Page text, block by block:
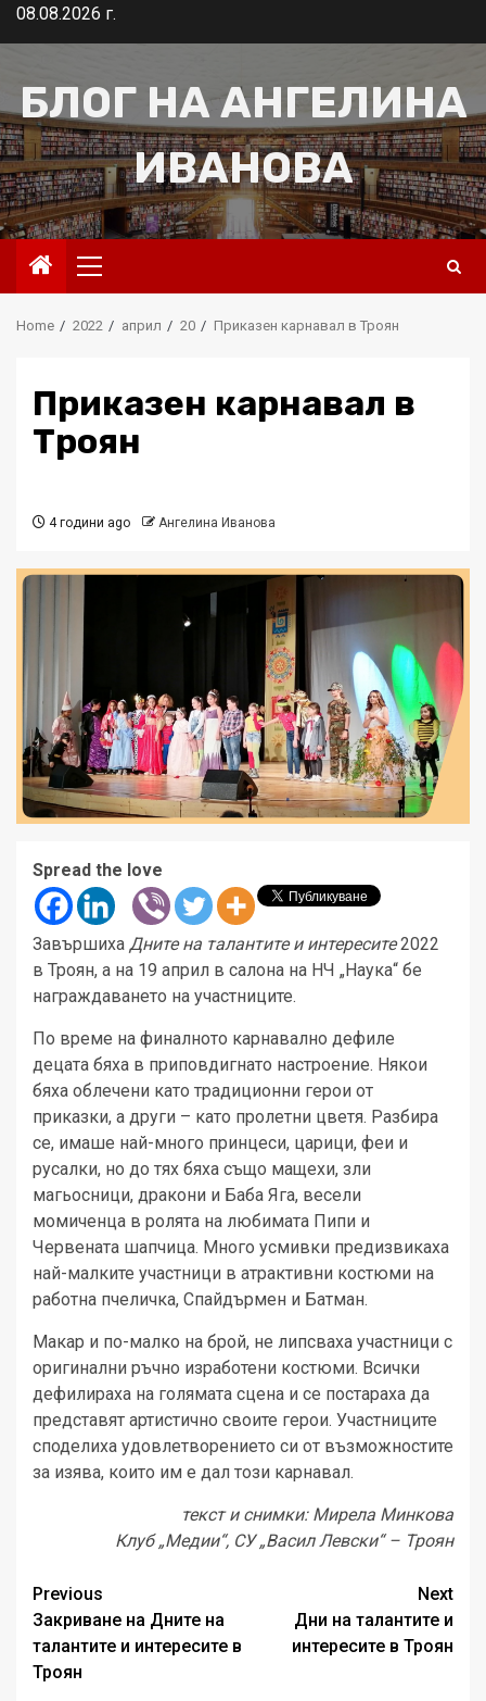
Skip08.08.2026 г.
БЛОГ НА АНГЕЛИНА
ИВАНОВА
Primary
Menu
Home 2022 април 20 Приказен карнавал в Троян
Приказен карнавал в
Троян
4 години ago Ангелина Иванова
Spread the love
Завършиха Дните на талантите и интересите2022
в Троян, а на 19 април в салона на НЧ „Наука“ бе
награждаването на участниците.
По време на финалното карнавално дефиле
децата бяха в приповдигнато настроение. Някои
бяха облечени като традиционни герои от
приказки, а други – като пролетни цветя. Разбира
се, имаше най-много принцеси, царици, феи и
русалки, но до тях бяха също мащехи, зли
магьосници, дракони и Баба Яга, весели
момиченца в ролята на любимата Пипи и
Червената шапчица. Много усмивки предизвикаха
най-малките участници в атрактивни костюми на
работна пчеличка, Спайдърмен и Батман.
Макар и по-малко на брой, не липсваха участници с
оригинални ръчно изработени костюми. Всички
дефилираха на голямата сцена и се постараха да
представят артистично своите герои. Участниците
споделиха удовлетворението си от възможностите
за изява, които им е дал този карнавал.
текст и снимки: Мирела Минкова
Клуб „Медии“, СУ „Васил Левски“ – Троян
Post
navigation
Previous
Закриване на Дните на
талантите и интересите в
Троян
Next
Дни на талантите и
интересите в Троян